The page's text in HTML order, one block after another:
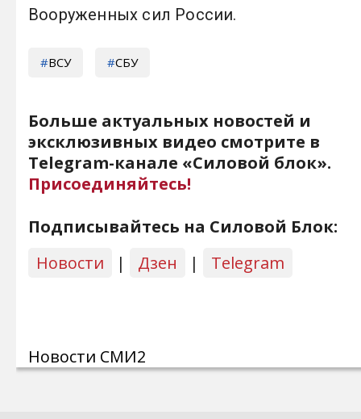
Вооруженных сил России.
ВСУ СБУ
Больше актуальных новостей и
эксклюзивных видео смотрите в
Telegram-канале «Силовой блок».
Присоединяйтесь!
Подписывайтесь на Силовой Блок:
Новости
| Дзен | Telegram
Новости СМИ2